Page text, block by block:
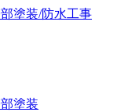
塗装/防水工事
塗装